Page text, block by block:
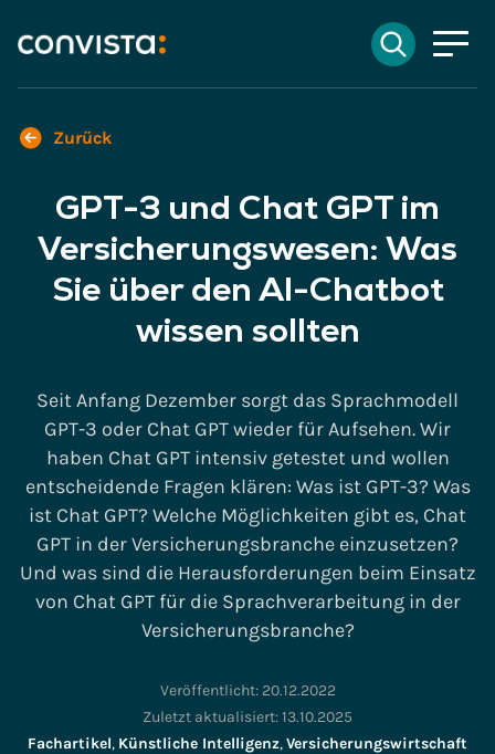
DE
Suchen
Zurück
GPT-3 und Chat GPT im
Versicherungswesen: Was
Sie über den AI-Chatbot
wissen sollten
Seit Anfang Dezember sorgt das Sprachmodell
GPT-3 oder Chat GPT wieder für Aufsehen. Wir
haben Chat GPT intensiv getestet und wollen
entscheidende Fragen klären: Was ist GPT-3? Was
ist Chat GPT? Welche Möglichkeiten gibt es, Chat
GPT in der Versicherungsbranche einzusetzen?
Und was sind die Herausforderungen beim Einsatz
von Chat GPT für die Sprachverarbeitung in der
Versicherungsbranche?
Veröffentlicht: 20.12.2022
Zuletzt aktualisiert:13.10.2025
Fachartikel, Künstliche Intelligenz,Versicherungswirtschaft